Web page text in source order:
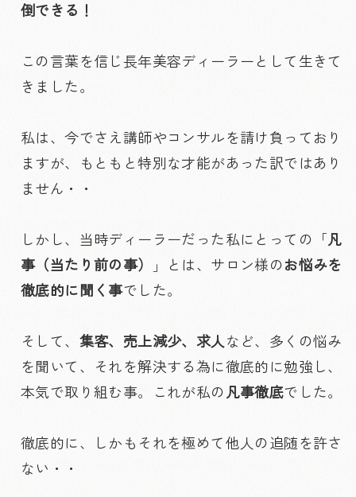
倒できる！
この言葉を信じ長年美容ディーラーとして生きて
きました。
私は、今でさえ講師やコンサルを請け負っており
ますが、もともと特別な才能があった訳ではあり
ません・・
しかし、当時ディーラーだった私にとっての「凡
事（当たり前の事）
」とは、サロン様のお悩みを
徹底的に聞く事でした。
そして、 集客、売上減少、求人など、多くの悩み
を聞いて、それを解決する為に徹底的に勉強し、
本気で取り組む事。これが私の凡事徹底でした。
徹底的に、しかもそれを極めて他人の追随を許さ
ない・・